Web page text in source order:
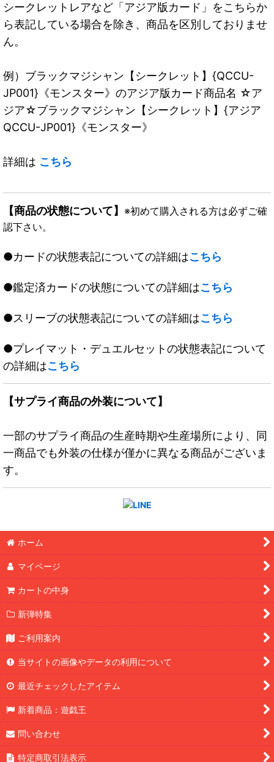
シークレットレアなど「アジア版カード」をこちらか
ら表記している場合を除き、商品を区別しておりませ
ん。
例）ブラックマジシャン【シークレット】{QCCU-
JP001}《モンスター》のアジア版カード商品名 ☆ア
ジア☆ブラックマジシャン【シークレット】{アジア
QCCU-JP001}《モンスター》
詳細は こちら
【商品の状態について】 ※初めて購入される方は必ずご確
認下さい。
●カードの状態表記についての詳細はこちら
●鑑定済カードの状態についての詳細はこちら
●スリーブの状態表記についての詳細はこちら
●プレイマット・デュエルセットの状態表記について
の詳細はこちら
【サプライ商品の外装について】
一部のサプライ商品の生産時期や生産場所により、同
一商品でも外装の仕様が僅かに異なる商品がございま
す。
ホーム
マイページ
カートの中身
新弾特集
ご利用案内
当サイトの画像やデータの利用について
最近チェックしたアイテム
新着商品：遊戯王
問い合わせ
特定商取引法表示